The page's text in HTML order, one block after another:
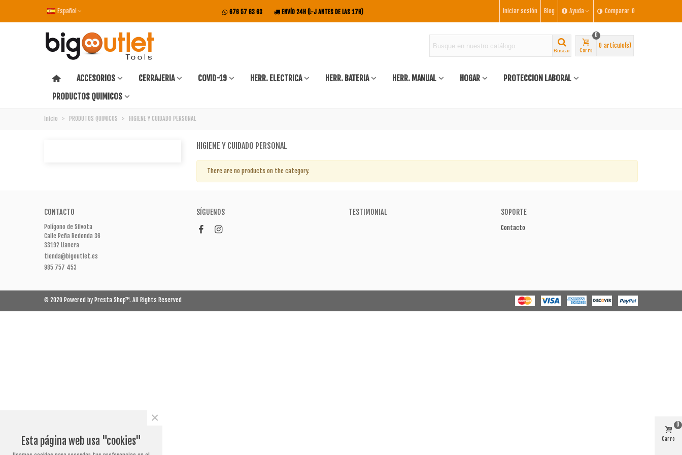
Español 676 57 63 63 ENVÍO 24H (L-J ANTES DE LAS 17H) Iniciar sesión Blog Ayuda Comparar 0
Buscar Carro
0
0 artículo(s)
ACCESORIOS CERRAJERIA COVID-19 HERR. ELECTRICA HERR. BATERIA HERR. MANUAL HOGAR
PROTECCION LABORAL
PRODUCTOS QUIMICOS
Inicio > PRODUTOS QUIMICOS > HIGIENE Y CUIDADO PERSONAL
HIGIENE Y CUIDADO PERSONAL
There are no products on the category.
CONTACTO
Polígono de Silvota
Calle Peña Redonda 36
33192 Llanera
tienda@bigoutlet.es
985 757 453
SÍGUENOS TESTIMONIAL SOPORTE
Contacto
© 2020 Powered by Presta Shop™. All Rights Reserved
Carro
0
Esta página web usa "cookies"
×